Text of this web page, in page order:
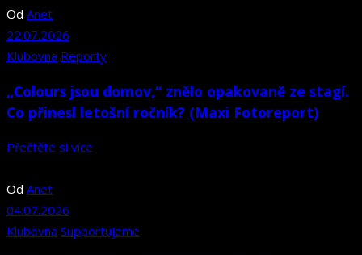
Od Anet
22.07.2026
Klubovna Reporty
„Colours jsou domov,“ znělo opakovaně ze stagí.
Co přinesl letošní ročník? (Maxi Fotoreport)
Přečtěte si více
Od Anet
04.07.2026
Klubovna Supportujeme